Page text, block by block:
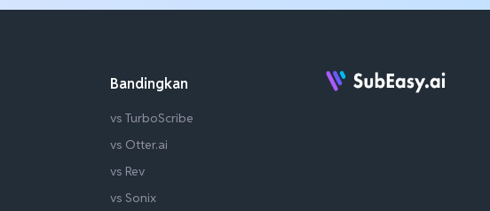
Bandingkan
vs TurboScribe
vs Otter.ai
vs Rev
vs Sonix